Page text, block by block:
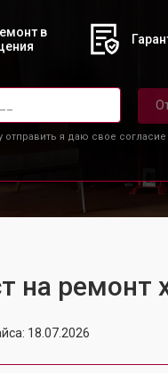
в
отправить я даю свое согласие
на ремонт
18.07.2026